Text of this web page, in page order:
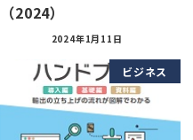
（2024）
2024年1月11日
ビジネス